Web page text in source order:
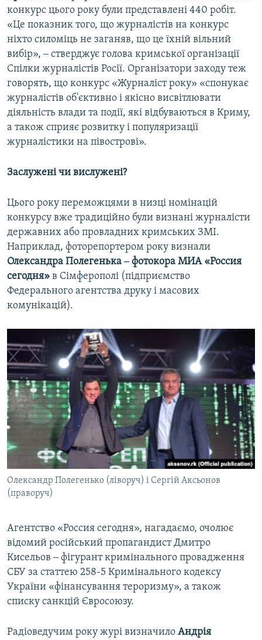
конкурс цього року були представлені 440 робіт.
«Це показник того, що журналістів на конкурс
ніхто силоміць не заганяв, що це їхній вільний
вибір», ‒ стверджує голова кримської організації
Спілки журналістів Росії. Організатори заходу теж
говорять, що конкурс «Журналіст року» «спонукає
журналістів об'єктивно і якісно висвітлювати
діяльність влади та події, які відбуваються в Криму,
а також сприяє розвитку і популяризації
журналістики на півострові».
Заслужені чи вислужені?
Цього року переможцями в низці номінацій
конкурсу вже традиційно були визнані журналісти
державних або провладних кримських ЗМІ.
Наприклад, фоторепортером року визнали
Олександра Полегенька ‒ фотокора МИА «Россия
сегодня» в Сімферополі (підприємство
Федерального агентства друку і масових
комунікацій).
Олександр Полегенько (ліворуч) і Сергій Аксьонов
(праворуч)
Агентство «Россия сегодня», нагадаємо, очолює
відомий російський пропагандист Дмитро
Кисельов ‒ фігурант кримінального провадження
СБУ за статтею 258-5 Кримінального кодексу
України «фінансування тероризму», а також
списку санкцій Євросоюзу.
Радіоведучим року журі визначило Андрія